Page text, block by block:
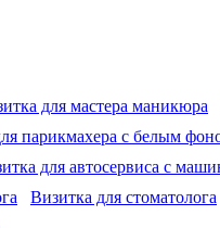
Визитка для стоматолога